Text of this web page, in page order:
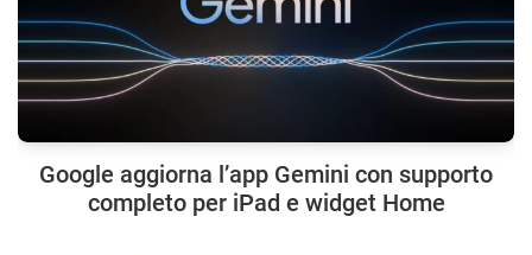
Google aggiorna l’app Gemini con supporto
completo per iPad e widget Home